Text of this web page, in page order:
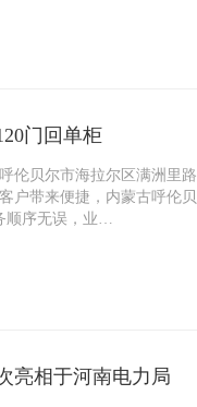
门回单柜
伦贝尔市海拉尔区满洲里
户带来便捷，内蒙古呼伦
顺序无误，业…
亮相于河南电力局